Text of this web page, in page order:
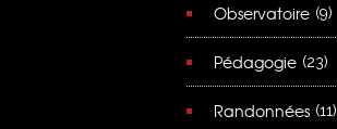
Observatoire (9)
Pédagogie (23)
Randonnées (11)